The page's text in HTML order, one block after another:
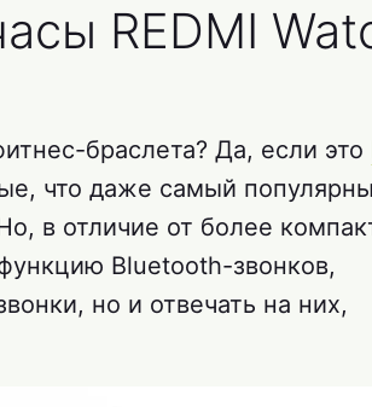
REDMI
браслета? Да, если это
что даже самый
в отличие от более
Bluetooth-звонков,
но и отвечать на них,